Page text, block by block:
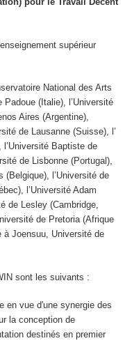
supérieur
National des Arts
(Italie), l’Université
Aires (Argentine),
de Lausanne (Suisse), l’
Baptiste de
de Lisbonne (Portugal),
(Belgique), l’Université de
l’Université Adam
de Lesley (Cambridge,
de Pretoria (Afrique
à Joensuu, Université de
sont les suivants :
en vue d'une synergie des
la conception de
destinés en premier